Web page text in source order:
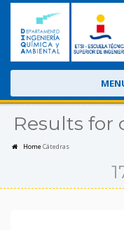
Results for
Home Cátedras